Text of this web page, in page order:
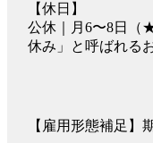
【休日】
公休｜月6〜8日（
休み」と呼ばれる
【雇用形態補足】